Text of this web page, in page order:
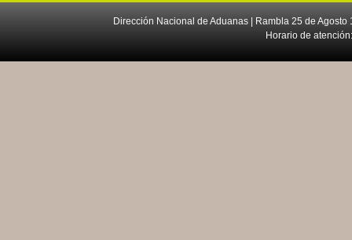
Dirección Nacional de Aduanas | Rambla 25 de
Horario de